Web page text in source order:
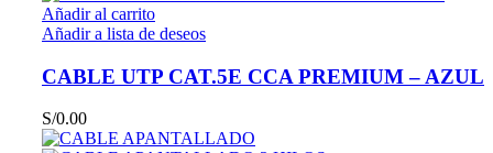
Añadir al carrito
Añadir a lista de deseos
CABLE UTP CAT.5E CCA PREMIUM – AZUL
S/0.00